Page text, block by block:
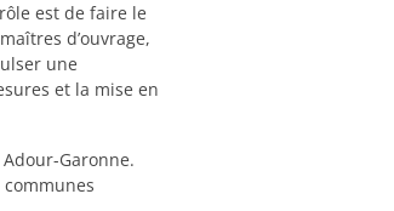
est de faire le
d’ouvrage,
une
et la mise en
Adour-Garonne.